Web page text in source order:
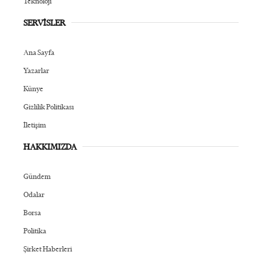
SERVİSLER
Ana Sayfa
Yazarlar
Künye
Gizlilik Politikası
İletişim
HAKKIMIZDA
Gündem
Odalar
Borsa
Politika
Şirket Haberleri